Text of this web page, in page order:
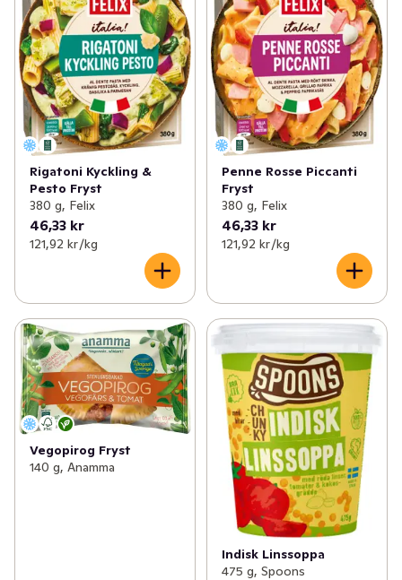
Rigatoni Kyckling &
Pesto Fryst
380 g, Felix
46,33 kr
121,92 kr /kg
Penne Rosse Piccanti
Fryst
380 g, Felix
46,33 kr
121,92 kr /kg
Vegopirog Fryst
140 g, Anamma
Indisk Linssoppa
475 g, Spoons